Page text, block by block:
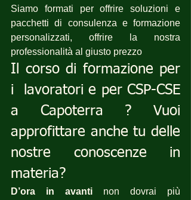
Siamo formati per offrire soluzioni e
pacchetti di consulenza e formazione
personalizzati, offrire la nostra
professionalità al giusto prezzo
Il corso di formazione per
i  lavoratori e per CSP-CSE
a Capoterra ? Vuoi
approfittare anche tu delle
nostre conoscenze in
materia?
D’ora in avanti non dovrai più